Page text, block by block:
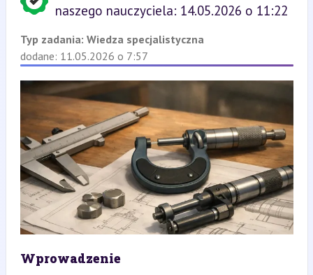
naszego nauczyciela: 14.05.2026 o 11:22
Typ zadania: Wiedza specjalistyczna
dodane: 11.05.2026 o 7:57
Wprowadzenie